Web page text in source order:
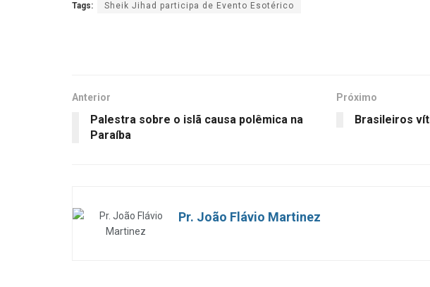
Tags: Sheik Jihad participa de Evento Esotérico
Anterior
Palestra sobre o islã causa polêmica na
Paraíba
Próximo
Brasileiros
Pr. João Flávio Martinez